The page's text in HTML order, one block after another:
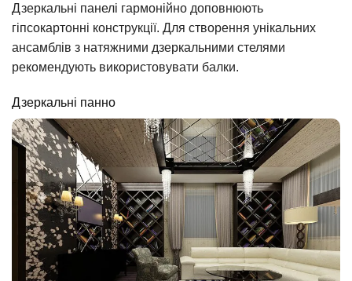
Дзеркальні панелі гармонійно доповнюють
гіпсокартонні конструкції. Для створення унікальних
ансамблів з натяжними дзеркальними стелями
рекомендують використовувати балки.
Дзеркальні панно